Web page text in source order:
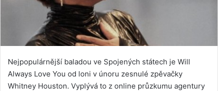
Nejpopulárnější baladou ve Spojených státech je Will
Always Love You od loni v únoru zesnulé zpěvačky
Whitney Houston. Vyplývá to z online průzkumu agentury